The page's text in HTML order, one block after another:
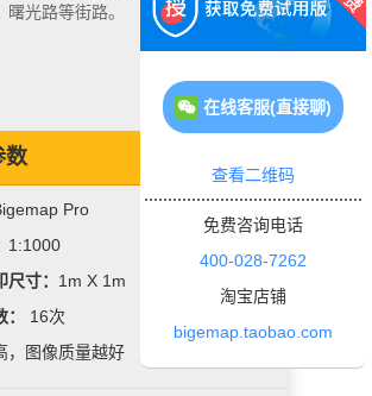
曙光路等街路。
数
Pro
1:1000
寸： 1m X 1m
： 16次
，图像质量越好
在线客服(直接聊)
查看二维码
免费咨询电话
400-028-7262
淘宝店铺
bigemap.taobao.com